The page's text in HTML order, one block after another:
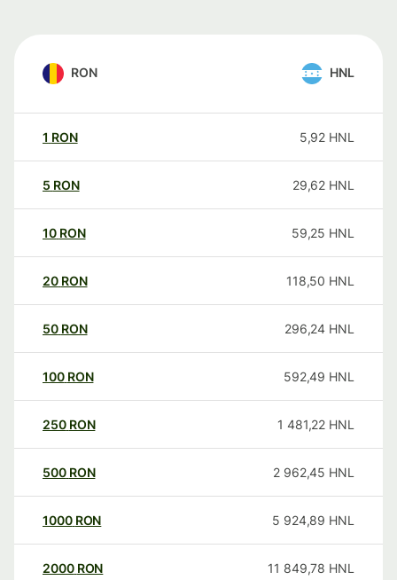
RON HNL
1 RON 5,92 HNL
5 RON 29,62 HNL
10 RON 59,25 HNL
20 RON 118,50 HNL
50 RON 296,24 HNL
100 RON 592,49 HNL
250 RON 1 481,22 HNL
500 RON 2 962,45 HNL
1000 RON 5 924,89 HNL
2000 RON 11 849,78 HNL